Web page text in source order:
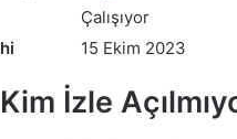
Çalışıyor
15 Ekim 2023
İzle